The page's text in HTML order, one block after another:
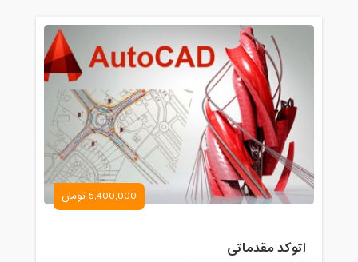
5,400,000 تومان
اتوکد مقدماتی